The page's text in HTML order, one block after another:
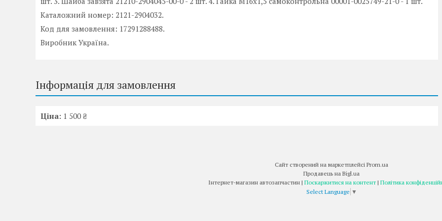
Каталожний номер: 2121-2904032.
Код для замовлення: 17291288488.
Виробник Україна.
Інформація для замовлення
Ціна: 1 500 ₴
Сайт створений на маркетплейсі Prom.ua
Продавець на Bigl.ua
Інтернет-магазин автозапчастин | Поскаржитися на контент | Політика
Select Language ▼